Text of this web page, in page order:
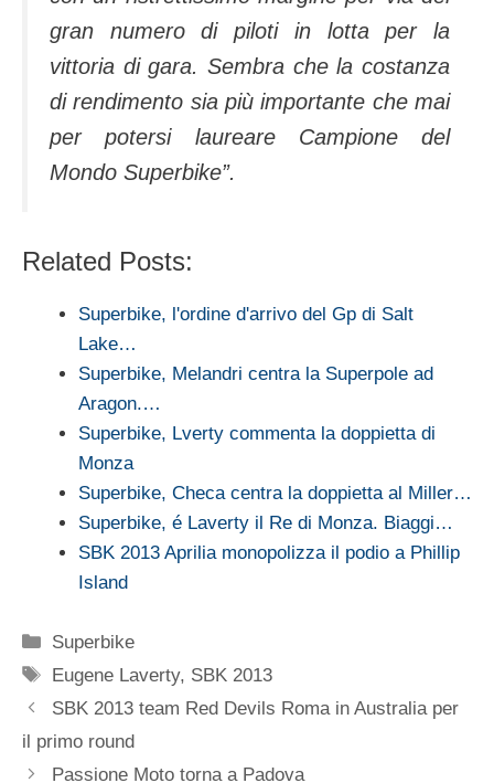
gran numero di piloti in lotta per la
vittoria di gara. Sembra che la costanza
di rendimento sia più importante che mai
per potersi laureare Campione del
Mondo Superbike”.
Related Posts:
Superbike, l'ordine d'arrivo del Gp di Salt
Lake…
Superbike, Melandri centra la Superpole ad
Aragon.…
Superbike, Lverty commenta la doppietta di
Monza
Superbike, Checa centra la doppietta al Miller…
Superbike, é Laverty il Re di Monza. Biaggi…
SBK 2013 Aprilia monopolizza il podio a Phillip
Island
Categorie
Superbike
Tag
Eugene Laverty, SBK 2013
SBK 2013 team Red Devils Roma in Australia per
il primo round
Passione Moto torna a Padova